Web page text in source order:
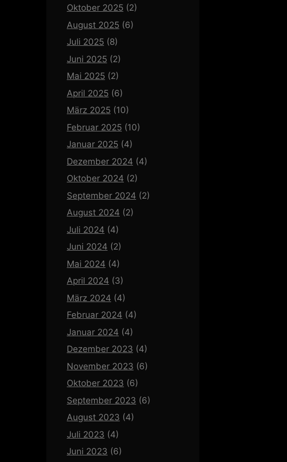
Oktober 2025 (2)
August 2025 (6)
Juli 2025 (8)
Juni 2025 (2)
Mai 2025 (2)
April 2025 (6)
März 2025 (10)
Februar 2025 (10)
Januar 2025 (4)
Dezember 2024 (4)
Oktober 2024 (2)
September 2024 (2)
August 2024 (2)
Juli 2024 (4)
Juni 2024 (2)
Mai 2024 (4)
April 2024 (3)
März 2024 (4)
Februar 2024 (4)
Januar 2024 (4)
Dezember 2023 (4)
November 2023 (6)
Oktober 2023 (6)
September 2023 (6)
August 2023 (4)
Juli 2023 (4)
Juni 2023 (6)